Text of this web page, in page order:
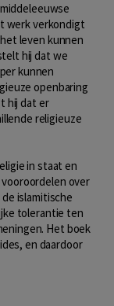
werk verkondigt
leven kunnen
hij dat we
kunnen
openbaring
hij dat er
religieuze
in staat en
vooroordelen over
islamitische
tolerantie ten
Het boek
en daardoor